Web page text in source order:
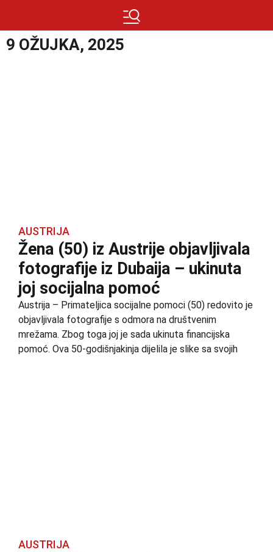
9 OŽUJKA, 2025
AUSTRIJA
Žena (50) iz Austrije objavljivala
fotografije iz Dubaija – ukinuta
joj socijalna pomoć
Austrija – Primateljica socijalne pomoci (50) redovito je
objavljivala fotografije s odmora na društvenim
mrežama. Zbog toga joj je sada ukinuta financijska
pomoć. Ova 50-godišnjakinja dijelila je slike sa svojih
AUSTRIJA